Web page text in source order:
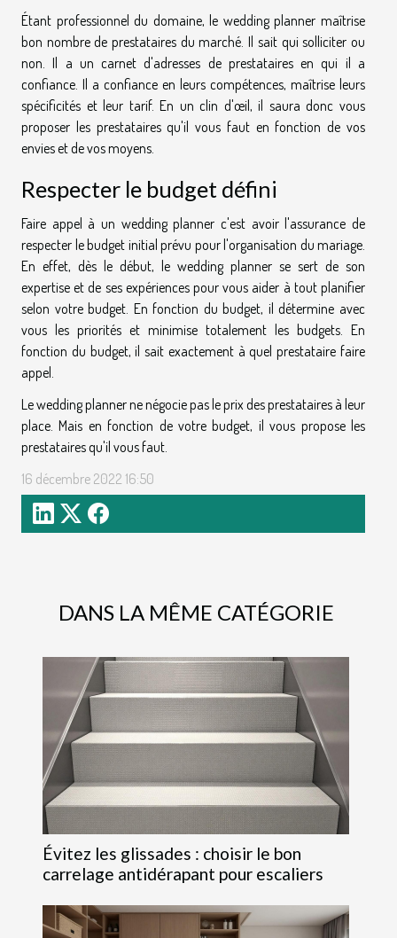
Étant professionnel du domaine, le wedding planner maîtrise
bon nombre de prestataires du marché. Il sait qui solliciter ou
non. Il a un carnet d'adresses de prestataires en qui il a
confiance. Il a confiance en leurs compétences, maîtrise leurs
spécificités et leur tarif. En un clin d'œil, il saura donc vous
proposer les prestataires qu'il vous faut en fonction de vos
envies et de vos moyens.
Respecter le budget défini
Faire appel à un wedding planner c'est avoir l'assurance de
respecter le budget initial prévu pour l'organisation du mariage.
En effet, dès le début, le wedding planner se sert de son
expertise et de ses expériences pour vous aider à tout planifier
selon votre budget. En fonction du budget, il détermine avec
vous les priorités et minimise totalement les budgets. En
fonction du budget, il sait exactement à quel prestataire faire
appel.
Le wedding planner ne négocie pas le prix des prestataires à leur
place. Mais en fonction de votre budget, il vous propose les
prestataires qu'il vous faut.
16 décembre 2022 16:50
DANS LA MÊME CATÉGORIE
Évitez les glissades : choisir le bon
carrelage antidérapant pour escaliers